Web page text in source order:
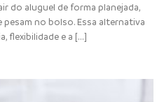
do aluguel de forma planejada,
pesam no bolso. Essa alternativa
flexibilidade e a [...]